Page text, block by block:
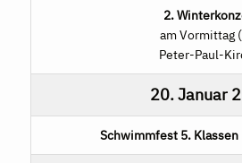
2.
am Vormittag
Peter-Paul-
20. Januar
Schwimmfest 5. Klassen